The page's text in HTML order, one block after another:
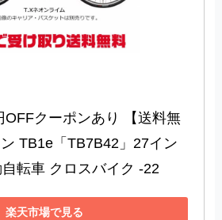
OFFクーポンあり 【送料無
TB1e「TB7B42」27イン
転車 クロスバイク -22
楽天市場で見る